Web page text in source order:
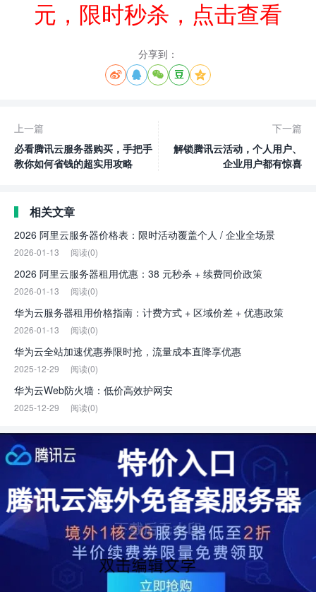
元，限时秒杀，点击查看
分享到：
    
上一篇
必看腾讯云服务器购买，手把手
教你如何省钱的超实用攻略
下一篇
解锁腾讯云活动，个人用户、
企业用户都有惊喜
相关文章
2026 阿里云服务器价格表：限时活动覆盖个人 / 企业全场景
2026-01-13 阅读(0)
2026 阿里云服务器租用优惠：38 元秒杀 + 续费同价政策
2026-01-13 阅读(0)
华为云服务器租用价格指南：计费方式 + 区域价差 + 优惠政策
2026-01-13 阅读(0)
华为云全站加速优惠券限时抢，流量成本直降享优惠
2025-12-29 阅读(0)
华为云Web防火墙：低价高效护网安
2025-12-29 阅读(0)